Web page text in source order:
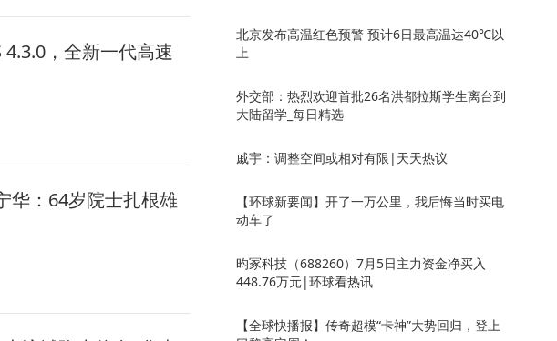
，全新一代高速
华：64岁院士扎根雄
北京发布高温红色预警 预计6日最高温达40℃以
上
外交部：热烈欢迎首批26名洪都拉斯学生离台到
大陆留学_每日精选
戚宇：调整空间或相对有限|天天热议
【环球新要闻】开了一万公里，我后悔当时买电
动车了
昀冢科技（688260）7月5日主力资金净买入
448.76万元|环球看热讯
【全球快播报】传奇超模“卡神”大势回归，登上